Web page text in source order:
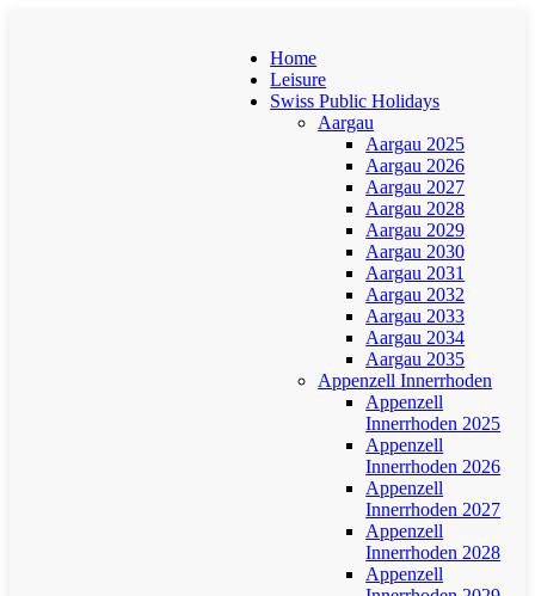
Home
Leisure
Swiss Public Holidays
Aargau
Aargau 2025
Aargau 2026
Aargau 2027
Aargau 2028
Aargau 2029
Aargau 2030
Aargau 2031
Aargau 2032
Aargau 2033
Aargau 2034
Aargau 2035
Appenzell Innerrhoden
Appenzell
Innerrhoden 2025
Appenzell
Innerrhoden 2026
Appenzell
Innerrhoden 2027
Appenzell
Innerrhoden 2028
Appenzell